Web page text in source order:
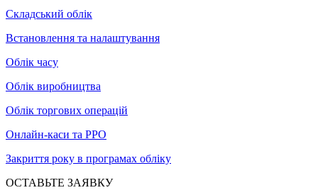
Складський облік
Встановлення та налаштування
Облік часу
Облік виробництва
Облік торгових операцій
Онлайн-каси та РРО
Закриття року в програмах обліку
ОСТАВЬТЕ ЗАЯВКУ